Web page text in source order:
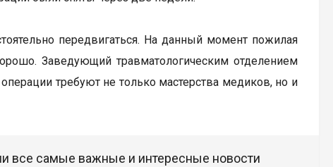
передвигаться. На данный момент пожилая
Заведующий травматологическим отделением
требуют не только мастерства медиков, но и
все самые важные и интересные новости